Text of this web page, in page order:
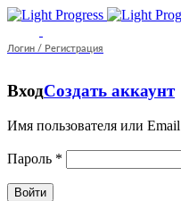
Логин / Регистрация
ВходСоздать аккаунт
Имя пользователя или Email
Пароль *
Войти